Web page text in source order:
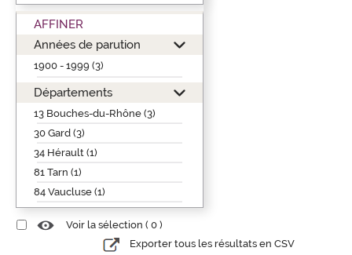
AFFINER
Années de parution
1900 - 1999 (3)
Départements
13 Bouches-du-Rhône (3)
30 Gard (3)
34 Hérault (1)
81 Tarn (1)
84 Vaucluse (1)
Voir la sélection ( 0 )
Exporter tous les résultats en CSV